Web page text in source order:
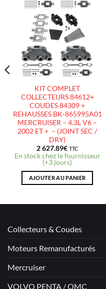
AJOUTER
LISTE
D’ENVIES
KIT COMPLET
COLLECTEURS 84612+
COUDES 84309 +
REHAUSSES BK-865995A01
MERCRUISER – 4.3L V6 –
2002 ET + – (JOINT SEC /
DRY)
2 627.89€ TTC
En stock chez le fournisseur
(+3 jours)
AJOUTER AU PANIER
Collecteurs & Coudes
Moteurs Remanufacturés
Mercruiser
VOLVO PENTA / OMC